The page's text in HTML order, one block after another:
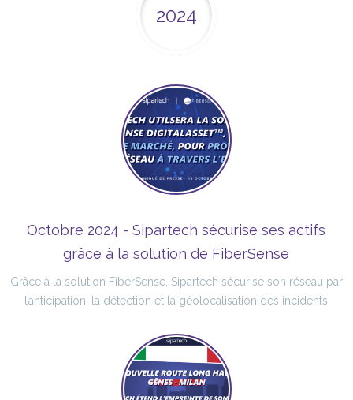
2024
Octobre 2024 - Sipartech sécurise ses actifs
grâce à la solution de FiberSense
Grâce à la solution FiberSense, Sipartech sécurise son réseau par
l’anticipation, la détection et la géolocalisation des incidents